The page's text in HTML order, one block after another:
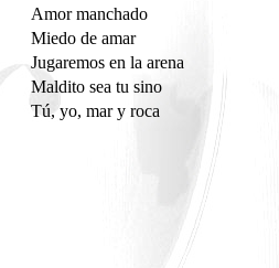
Amor manchado
Miedo de amar
Jugaremos en la arena
Maldito sea tu sino
Tú, yo, mar y roca